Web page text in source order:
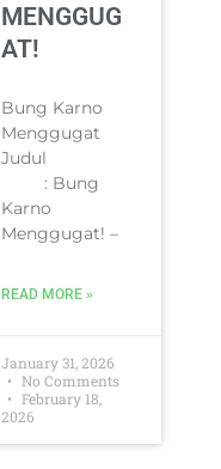
MENGGUG
AT!
Bung Karno
Menggugat
Judul
: Bung
Karno
Menggugat! –
READ MORE »
January 31, 2026
No Comments
February 18,
2026